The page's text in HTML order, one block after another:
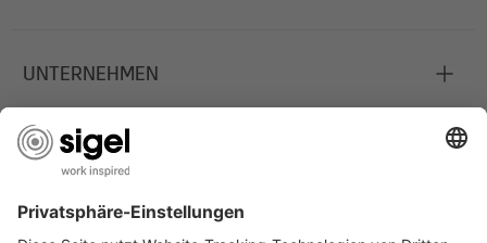
UNTERNEHMEN
JOBS